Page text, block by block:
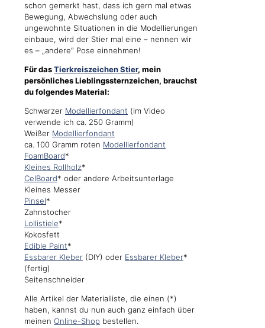
schon gemerkt hast, dass ich gern mal etwas
Bewegung, Abwechslung oder auch
ungewohnte Situationen in die Modellierungen
einbaue, wird der Stier mal eine – nennen wir
es – „andere“ Pose einnehmen!
Für dasTierkreiszeichen Stier, mein
persönliches Lieblingssternzeichen, brauchst
du folgendes Material:
Schwarzer Modellierfondant (im Video
verwende ich ca. 250 Gramm)
Weißer Modellierfondant
ca. 100 Gramm roten Modellierfondant
FoamBoard*
Kleines Rollholz*
CelBoard* oder andere Arbeitsunterlage
Kleines Messer
Pinsel*
Zahnstocher
Lollistiele*
Kokosfett
Edible Paint*
Essbarer Kleber (DIY) oder Essbarer Kleber*
(fertig)
Seitenschneider
Alle Artikel der Materialliste, die einen (*)
haben, kannst du nun auch ganz einfach über
meinen Online-Shop bestellen.